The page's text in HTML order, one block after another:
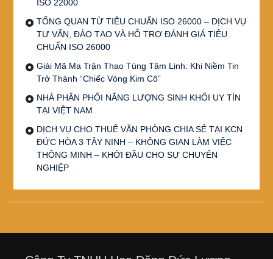
ISO 22000
TỔNG QUAN TỪ TIÊU CHUẨN ISO 26000 – DỊCH VỤ
TƯ VẤN, ĐÀO TẠO VÀ HỖ TRỢ ĐÁNH GIÁ TIÊU
CHUẨN ISO 26000
Giải Mã Ma Trận Thao Túng Tâm Linh: Khi Niềm Tin
Trở Thành “Chiếc Vòng Kim Cô”
NHÀ PHÂN PHỐI NĂNG LƯỢNG SINH KHỐI UY TÍN
TẠI VIỆT NAM
DỊCH VỤ CHO THUÊ VĂN PHÒNG CHIA SẺ TẠI KCN
ĐỨC HÒA 3 TÂY NINH – KHÔNG GIAN LÀM VIỆC
THÔNG MINH – KHỞI ĐẦU CHO SỰ CHUYÊN
NGHIỆP